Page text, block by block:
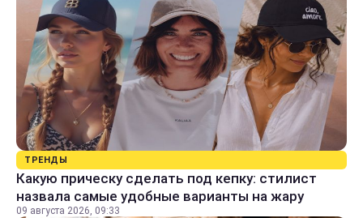
ТРЕНДЫ
Какую прическу сделать под кепку: стилист
назвала самые удобные варианты на жару
09 августа 2026, 09:33